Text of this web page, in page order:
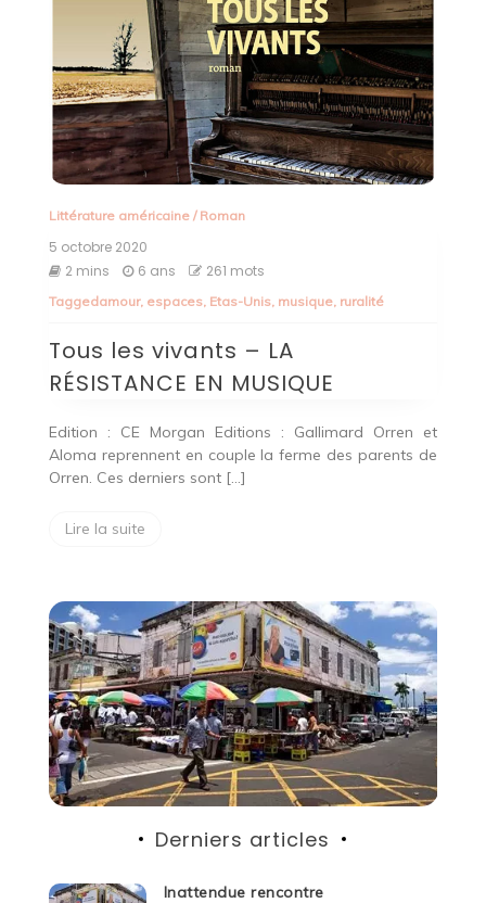
Littérature américaine/ Roman
5 octobre 2020
2 mins
6 ans 261 mots
Taggedamour, espaces, Etas-Unis, musique, ruralité
Tous les vivants – LA
RÉSISTANCE EN MUSIQUE
Edition : CE Morgan Editions : Gallimard Orren et
Aloma reprennent en couple la ferme des parents de
Orren. Ces derniers sont […]
Lire la suite
Derniers articles
Inattendue rencontre